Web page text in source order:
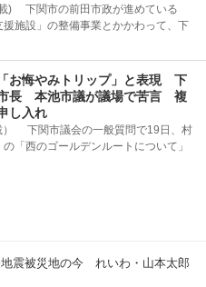
) 下関市の前田市政が進めている
援施設」の整備事業とかかわって、下
お悔やみトリップ」と表現 下
長 本池市議が議場で苦言 複
し入れ
） 下関市議会の一般質問で19日、村
「西のゴールデンルートについて」
震被災地の今 れいわ・山本太郎